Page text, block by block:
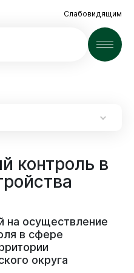
Слабовидящим
контроль в
за рубль»
органов
развития города
на осуществление
в сфере
округа